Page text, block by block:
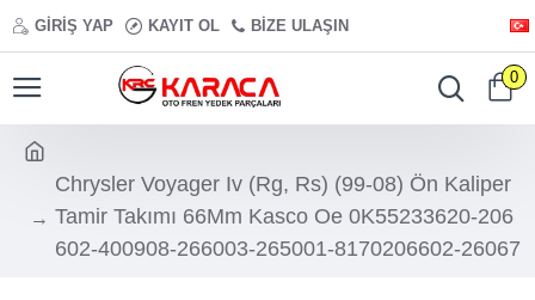
GIRIŞ YAP KAYIT OL BIZE ULAŞIN
0
Chrysler Voyager Iv (Rg, Rs) (99-08) Ön Kaliper
Tamir Takımı 66Mm Kasco Oe 0K55233620-206
602-400908-266003-265001-8170206602-26067